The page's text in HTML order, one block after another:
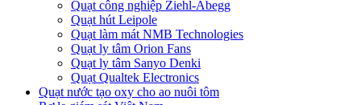
Quạt công nghiệp Ziehl-Abegg
Quạt hút Leipole
Quạt làm mát NMB Technologies
Quạt ly tâm Orion Fans
Quạt ly tâm Sanyo Denki
Quạt Qualtek Electronics
Quạt nước tạo oxy cho ao nuôi tôm